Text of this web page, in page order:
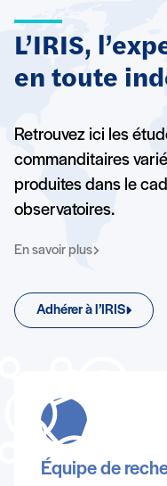
L’IRIS,
en toute
Retrouvez ici les
commanditaires
produites dans le
observatoires.
En savoir plus
Adhérer à l’IRIS
Équipe de